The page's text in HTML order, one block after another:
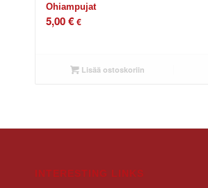
Ohiampujat
5,00€ €
Lisää ostoskoriin
INTERESTING LINKS